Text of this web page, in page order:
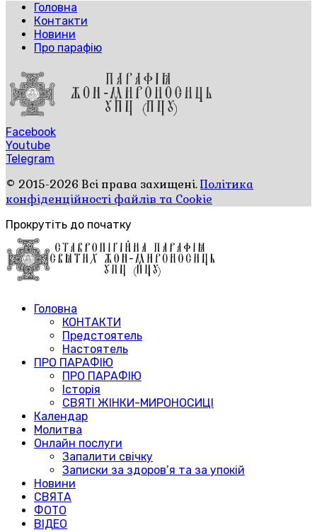
Головна
Контакти
Новини
Про парафію
Facebook
Youtube
Telegram
© 2015-2026 Всі права захищені.Політика
конфіденційності файлів та Cookie
Прокрутіть до початку
Головна
КОНТАКТИ
Предстоятель
Настоятель
ПРО ПАРАФІЮ
ПРО ПАРАФІЮ
Історія
СВЯТІ ЖІНКИ-МИРОНОСИЦІ
Календар
Молитва
Онлайн послуги
Запалити свічку
Записки за здоров’я та за упокій
Новини
СВЯТА
ФОТО
ВІДЕО